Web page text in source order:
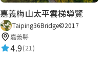
嘉義梅山太平雲梯導覽
Taiping36Bridge©2017
嘉義縣
4.9(21)